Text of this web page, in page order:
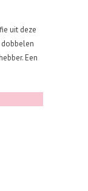
uit deze
Een